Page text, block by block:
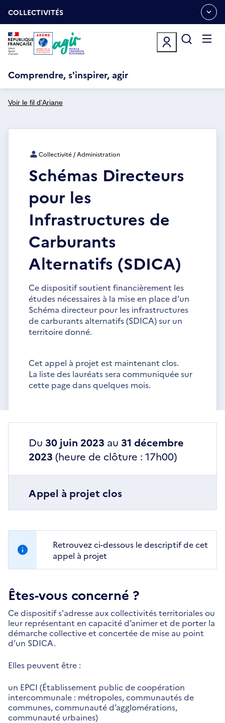
auOUVRIR
LE
MENU
ESPACE
COLLECTIVITÉS
Comprendre, s'inspirer, agir
Voir le fil d'Ariane
Collectivité / Administration
Schémas Directeurs
pour les
Infrastructures de
Carburants
Alternatifs (SDICA)
Ce dispositif soutient financièrement les
études nécessaires à la mise en place d'un
Schéma directeur pour les infrastructures
de carburants alternatifs (SDICA) sur un
territoire donné.
Cet appel à projet est maintenant clos.
La liste des lauréats sera communiquée sur
cette page dans quelques mois.
Du 30 juin 2023 au 31 décembre
2023 (heure de clôture : 17h00)
Appel à projet clos
Retrouvez ci-dessous le descriptif de cet
appel à projet
Êtes-vous concerné ?
Ce dispositif s'adresse aux collectivités territoriales ou
leur représentant en capacité d’animer et de porter la
démarche collective et concertée de mise au point
d’un SDICA.
Elles peuvent être :
un EPCI (Établissement public de coopération
intercommunale : métropoles, communautés de
communes, communauté d’agglomérations,
communauté urbaines)